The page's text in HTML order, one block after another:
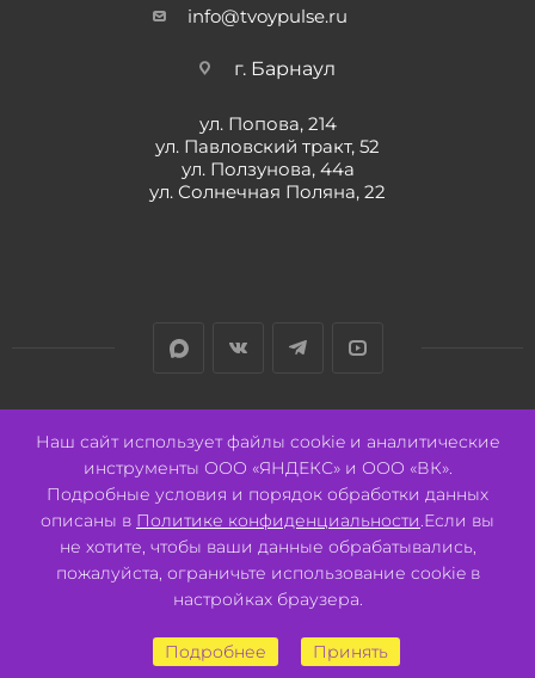
info@tvoypulse.ru
г. Барнаул
ул. Попова, 214
ул. Павловский тракт, 52
ул. Ползунова, 44а
ул. Солнечная Поляна, 22
2026 © ООО "СВК"/ 656064 г. Барнаул, ул. Павловский тракт, 52.
ИНН 2221130516 ОГРН 1082221000531.
Pulse - сеть магазинов для активных
Разработано:Авалон
Наш сайт использует файлы cookie и аналитические
инструменты ООО «ЯНДЕКС» и ООО «ВК».
Подробные условия и порядок обработки данных
описаны в Политике конфиденциальности.Если вы
не хотите, чтобы ваши данные обрабатывались,
пожалуйста, ограничьте использование cookie в
настройках браузера.
Подробнее Принять